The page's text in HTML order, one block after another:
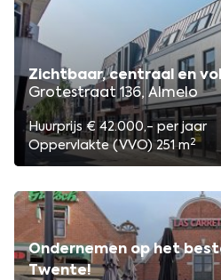
Zichtbaar, centraal en
Grotestraat 136, Almelo
Huurprijs € 42.000,- per jaar
Oppervlakte (VVO) 251 m2
Ondernemen op het
Twente!